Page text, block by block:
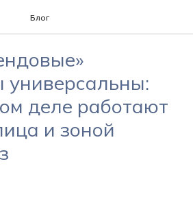
Блог
универсальны:
деле работают
и зоной